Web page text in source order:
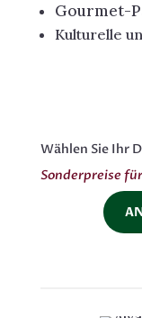
Gourmet-
Kulturelle
Wählen Sie Ihr
Sonderpreise